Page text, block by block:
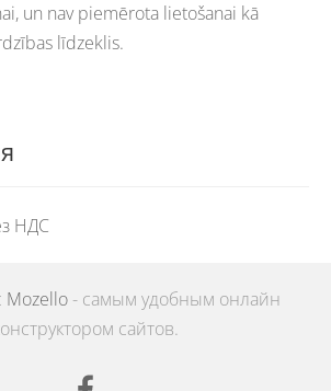
НДС
un nav piemērota lietošanai kā
līdzeklis.
Mozello - самым удобным онлайн
сайтов.